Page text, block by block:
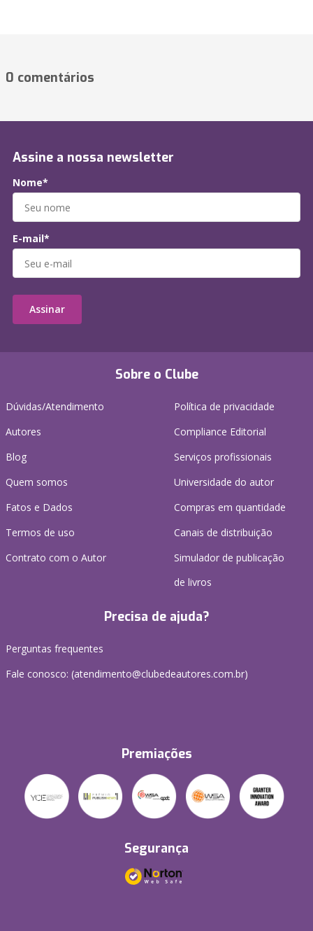
0 comentários
Sobre o Clube
Dúvidas/Atendimento
Autores
Blog
Quem somos
Fatos e Dados
Termos de uso
Contrato com o Autor
Política de privacidade
Compliance Editorial
Serviços profissionais
Universidade do autor
Compras em quantidade
Canais de distribuição
Simulador de publicação
de livros
Precisa de ajuda?
Perguntas frequentes
Fale conosco: (atendimento@clubedeautores.com.br)
Premiações
Segurança
Assine a nossa newsletter
Nome*
E-mail*
Assinar